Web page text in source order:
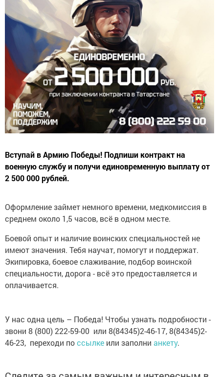
Вступай в Армию Победы! Подпиши контракт на
военную службу и получи единовременную выплату от
2 500 000 рублей.
Оформление займет немного времени, медкомиссия в
среднем около 1,5 часов, всё в одном месте.
Боевой опыт и наличие воинских специальностей не
имеют значения. Тебя научат, помогут и поддержат.
Экипировка, боевое слаживание, подбор воинской
специальности, дорога - всё это предоставляется и
оплачивается.
У нас одна цель – Победа! Чтобы узнать подробности -
звони 8 (800) 222-59-00 или 8(84345)2-46-17, 8(84345)2-
46-23, переходи поссылке или заполни анкету.